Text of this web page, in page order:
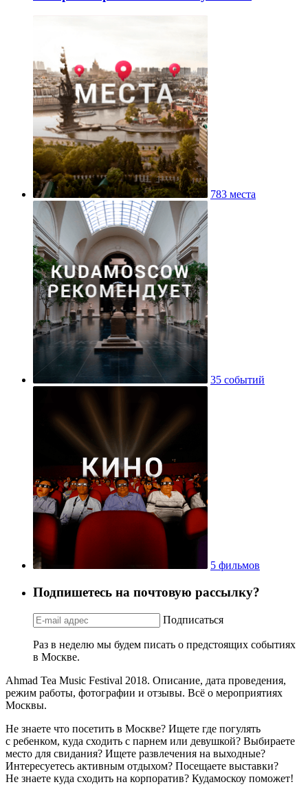
783 места
35 событий
5 фильмов
Подпишетесь на почтовую рассылку?
Подписаться
Раз в неделю мы будем писать о предстоящих событиях
в Москве.
Ahmad Tea Music Festival 2018. Описание, дата проведения,
режим работы, фотографии и отзывы. Всё о мероприятиях
Москвы.
Не знаете что посетить в Москве? Ищете где погулять
с ребенком, куда сходить с парнем или девушкой? Выбираете
место для свидания? Ищете развлечения на выходные?
Интересуетесь активным отдыхом? Посещаете выставки?
Не знаете куда сходить на корпоратив? Кудамоскоу поможет!